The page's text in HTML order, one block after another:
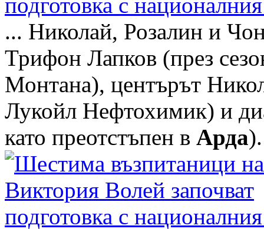
... Николай, Розалин и
Трифон Лапков (през
Монтана), центърът
Лукойл Нефтохимик) и
като преотстъпен в Арда).